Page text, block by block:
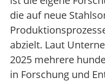
die auf neue
abzielt. Laut
2025 mehrere
in Forschung und